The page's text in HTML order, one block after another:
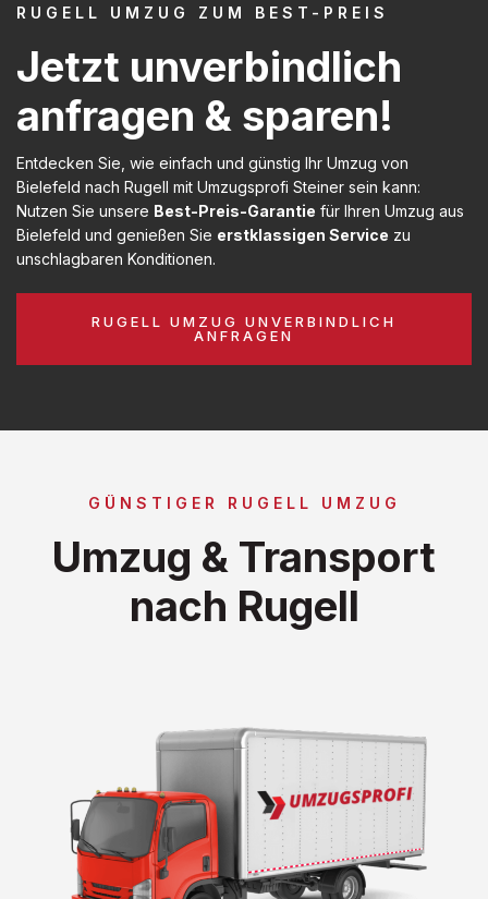
RUGELL UMZUG ZUM BEST-PREIS
Jetzt unverbindlich
anfragen & sparen!
Entdecken Sie, wie einfach und günstig Ihr Umzug von
Bielefeld nach Rugell mit Umzugsprofi Steiner sein kann:
Nutzen Sie unsere Best-Preis-Garantie für Ihren Umzug aus
Bielefeld und genießen Sie erstklassigen Service zu
unschlagbaren Konditionen.
RUGELL UMZUG UNVERBINDLICH
ANFRAGEN
GÜNSTIGER RUGELL UMZUG
Umzug & Transport
nach Rugell